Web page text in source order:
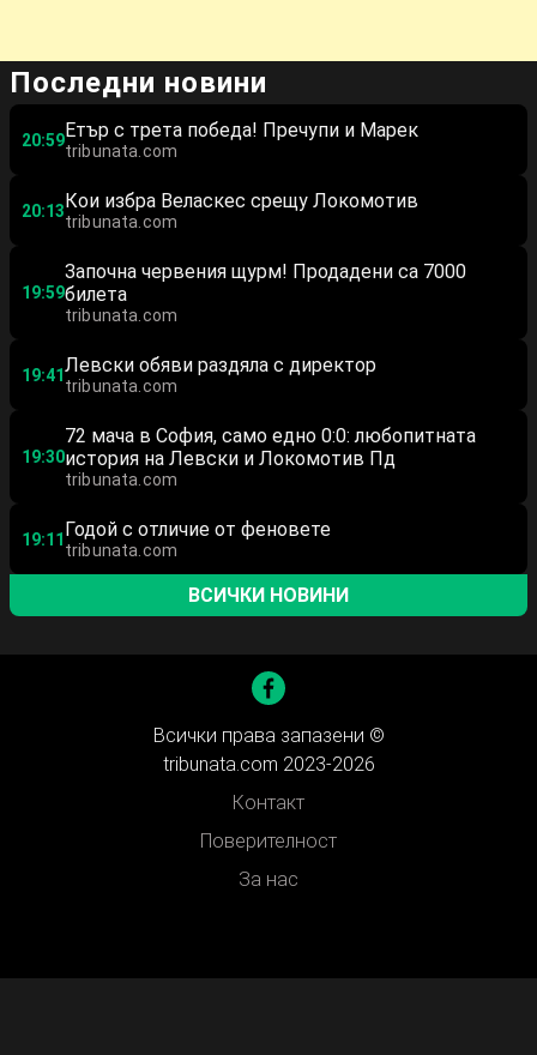
Последни новини
20:59Етър с трета победа! Пречупи и Марек
tribunata.com
20:13 Кои избра Веласкес срещу Локомотив
tribunata.com
19:59
Започна червения щурм! Продадени са 7000
билета
tribunata.com
19:41Левски обяви раздяла с директор
tribunata.com
19:30
72 мача в София, само едно 0:0: любопитната
история на Левски и Локомотив Пд
tribunata.com
19:11 Годой с отличие от феновете
tribunata.com
ВСИЧКИ НОВИНИ
Всички права запазени ©
tribunata.com 2023-2026
Контакт
Поверителност
За нас